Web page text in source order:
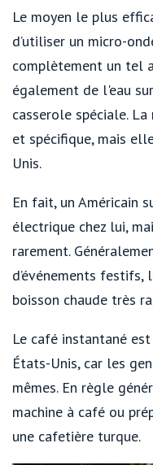
Le moyen le plus
d’utiliser un micro-
complètement un tel
également de l'eau
casserole spéciale.
et spécifique, mais
Unis.
En fait, un Américain
électrique chez lui,
rarement.
d’événements festifs,
boisson chaude très
Le café instantané
États-Unis, car les
mêmes. En règle
machine à café ou
une cafetière turque.